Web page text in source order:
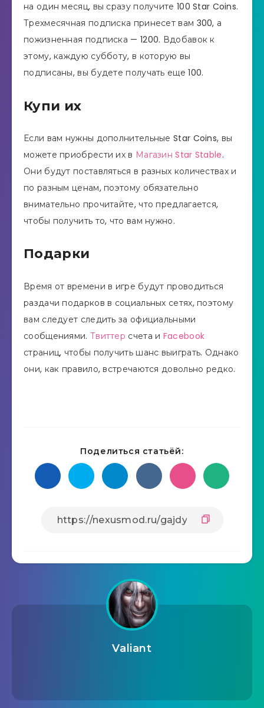
на один месяц, вы сразу получите 100 Star Coins.
Трехмесячная подписка принесет вам 300, а
пожизненная подписка — 1200. Вдобавок к
этому, каждую субботу, в которую вы
подписаны, вы будете получать еще 100.
Купи их
Если вам нужны дополнительные Star Coins, вы
можете приобрести их в Магазин Star Stable.
Они будут поставляться в разных количествах и
по разным ценам, поэтому обязательно
внимательно прочитайте, что предлагается,
чтобы получить то, что вам нужно.
Подарки
Время от времени в игре будут проводиться
раздачи подарков в социальных сетях, поэтому
вам следует следить за официальными
сообщениями. Твиттер счета и Facebook
страниц, чтобы получить шанс выиграть. Однако
они, как правило, встречаются довольно редко.
Поделиться статьёй:
Valiant